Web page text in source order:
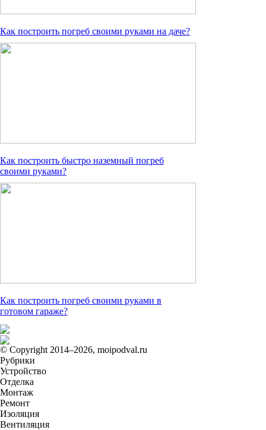
Как построить погреб своими руками на даче?
Как построить быстро наземный погреб
своими руками?
Как построить погреб своими руками в
готовом гараже?
© Copyright 2014–2026, moipodval.ru
Рубрики
Устройство
Отделка
Монтаж
Ремонт
Изоляция
Вентиляция